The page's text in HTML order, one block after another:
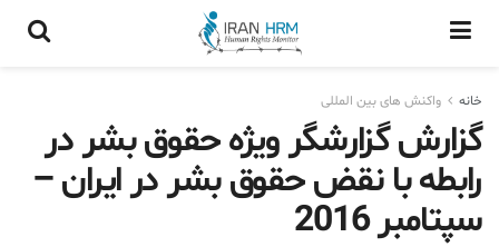
خانه واکنش های بین المللی
گزارش گزارشگر ویژه حقوق بشر در
رابطه با نقض حقوق بشر در ایران –
سپتامبر 2016